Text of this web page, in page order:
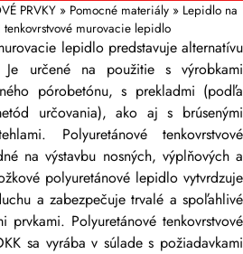
PRVKY » Pomocné materiály » Lepidlo na
tenkovrstvové murovacie lepidlo
lepidlo predstavuje alternatívu
Je určené na použitie s výrobkami
pórobetónu, s prekladmi (podľa
určovania), ako aj s brúsenými
Polyuretánové tenkovrstvové
na výstavbu nosných, výplňových a
polyuretánové lepidlo vytvrdzuje
a zabezpečuje trvalé a spoľahlivé
prvkami. Polyuretánové tenkovrstvové
sa vyrába v súlade s požiadavkami